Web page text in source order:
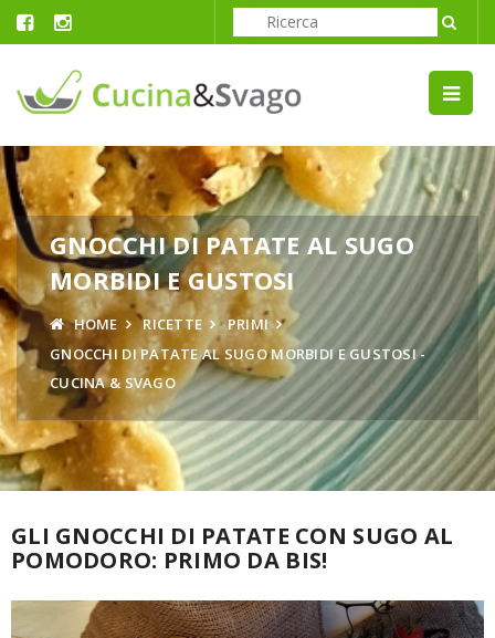
GNOCCHI DI PATATE AL SUGO
MORBIDI E GUSTOSI
HOME RICETTE
PRIMI
GNOCCHI DI PATATE AL SUGO MORBIDI E GUSTOSI -
CUCINA & SVAGO
GLI GNOCCHI DI PATATE CON SUGO AL
POMODORO: PRIMO DA BIS!